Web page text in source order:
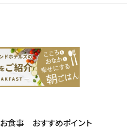
お食事 おすすめポイント